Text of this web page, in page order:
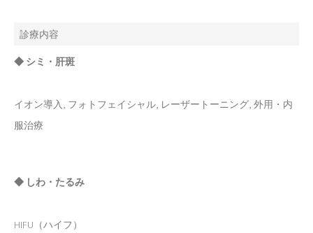
診療内容
◆ シミ・肝斑
イオン導入, フォトフェイシャル, レーザートーニング, 外用・内
服治療
◆ しわ・たるみ
HIFU（ハイフ）